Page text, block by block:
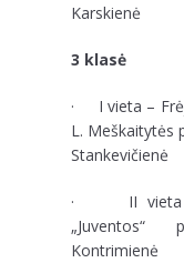
Karskienė
3 klasė
· I vieta –
L. Meškaitytės
Stankevičienė
· II vieta –
„Juventos“
Kontrimienė